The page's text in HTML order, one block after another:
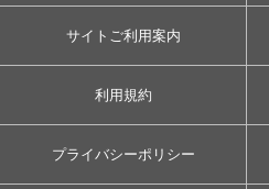
サイトご利用案内
利用規約
プライバシーポリシー